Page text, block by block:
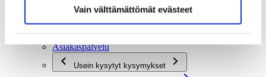
Vain välttämättömät evästeet
Yhteys ja tuki
Yhteys ja tuki
Asiakaspalvelu
Usein kysytyt kysymykset